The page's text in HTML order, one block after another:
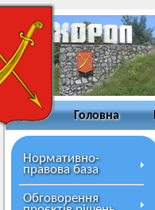
Головна
Нормативно-
правова база
Обговорення